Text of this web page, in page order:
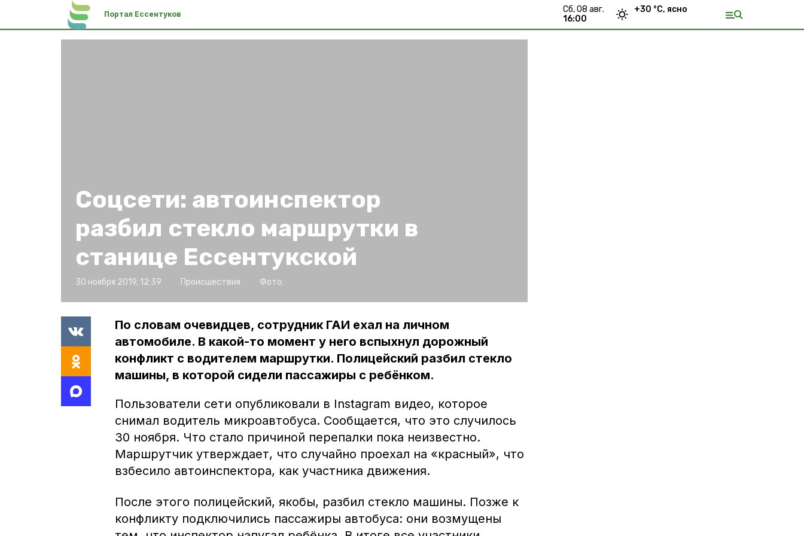
Портал Ессентуков
сб, 08 авг.
16:00
+30 °С, ясно
Соцсети: автоинспектор
разбил стекло маршрутки в
станице Ессентукской
30 ноября 2019, 12:39 Происшествия Фото:
По словам очевидцев, сотрудник ГАИ ехал на личном
автомобиле. В какой-то момент у него вспыхнул дорожный
конфликт с водителем маршрутки. Полицейский разбил стекло
машины, в которой сидели пассажиры с ребёнком.
Пользователи сети опубликовали в Instagram видео, которое
снимал водитель микроавтобуса. Сообщается, что это случилось
30 ноября. Что стало причиной перепалки пока неизвестно.
Маршрутчик утверждает, что случайно проехал на «красный», что
взбесило автоинспектора, как участника движения.
После этого полицейский, якобы, разбил стекло машины. Позже к
конфликту подключились пассажиры автобуса: они возмущены